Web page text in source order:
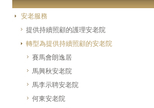
安老服務
提供持續照顧的護理安老院
轉型為提供持續照顧的安老院
賽馬會朗逸居
馬興秋安老院
馬李示聘安老院
何東安老院